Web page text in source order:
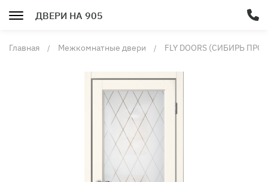
ДВЕРИ НА 905
Главная Межкомнатные двери FLY DOORS (СИБИРЬ